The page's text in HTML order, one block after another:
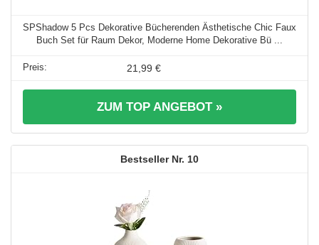
SPShadow 5 Pcs Dekorative Bücherenden Ästhetische Chic Faux
Buch Set für Raum Dekor, Moderne Home Dekorative Bü ...
21,99 €
ZUM TOP ANGEBOT »
10